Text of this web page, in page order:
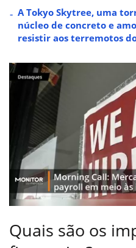
A Tokyo Skytree, uma
núcleo de concreto e
resistir aos terremotos
Quais são os